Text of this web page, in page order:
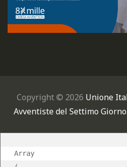
Copyright © 2026 Unione
Avventiste del Settimo Giorno
Array